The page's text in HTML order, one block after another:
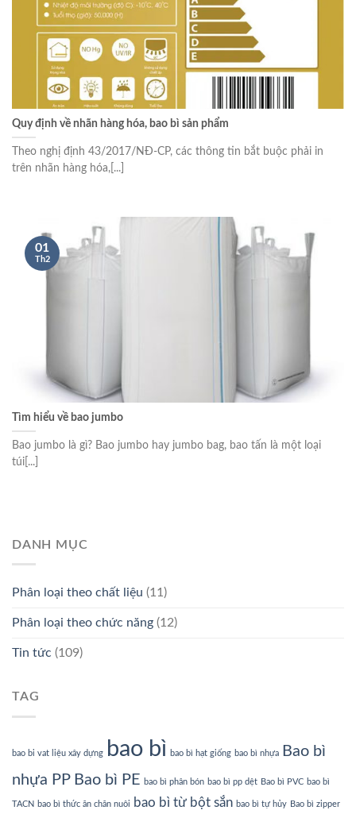
Quy định về nhãn hàng hóa, bao bì sản phẩm
Theo nghị định 43/2017/NĐ-CP, các thông tin bắt buộc phải in
trên nhãn hàng hóa,[...]
Tìm hiểu về bao jumbo
Bao jumbo là gì? Bao jumbo hay jumbo bag, bao tấn là một loại
túi[...]
01
Th2
DANH MỤC
Phân loại theo chất liệu (11)
Phân loại theo chức năng (12)
Tin tức (109)
TAG
bao bi vat liệu xây dựng bao bì bao bì hạt giống bao bì nhựa
Bao bì
nhựa PP Bao bì PE bao bì phân bón bao bì pp dệt Bao bì PVC bao bì
TACN bao bì thức ăn chăn nuôi bao bì từ bột sắn bao bì tự hủy Bao bì zipper